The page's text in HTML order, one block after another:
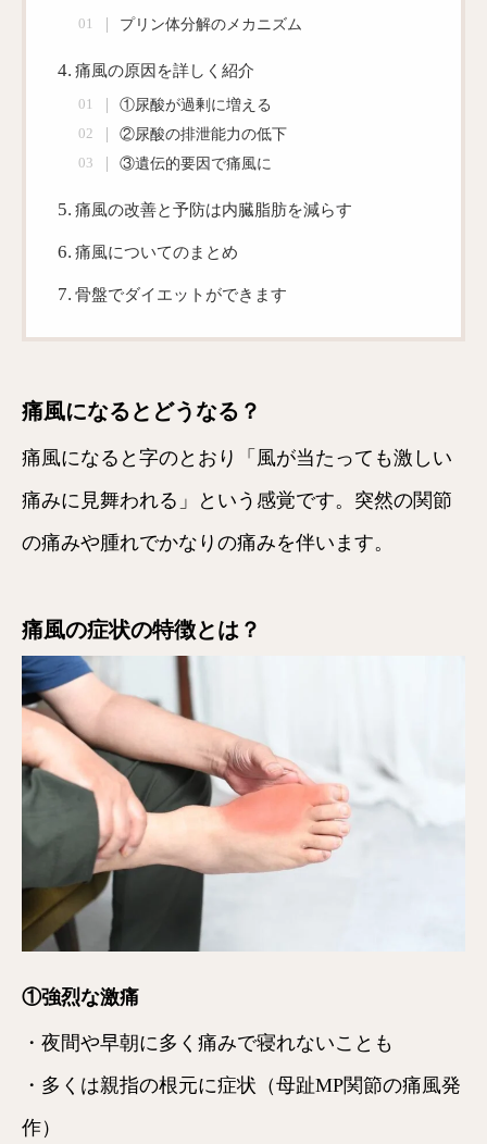
プリン体分解のメカニズム
痛風の原因を詳しく紹介
①尿酸が過剰に増える
②尿酸の排泄能力の低下
③遺伝的要因で痛風に
痛風の改善と予防は内臓脂肪を減らす
痛風についてのまとめ
骨盤でダイエットができます
痛風になるとどうなる？
痛風になると字のとおり「風が当たっても激しい
痛みに見舞われる」という感覚です。突然の関節
の痛みや腫れでかなりの痛みを伴います。
痛風の症状の特徴とは？
①強烈な激痛
・夜間や早朝に多く痛みで寝れないことも
・多くは親指の根元に症状（母趾MP関節の痛風発
作）